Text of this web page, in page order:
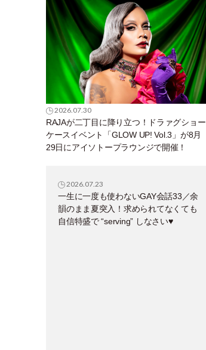
2026.07.30
RAJAが二丁目に降り立つ！ドラァグショー
ケースイベント「GLOW UP! Vol.3」が8月
29日にアイソトープラウンジで開催！
2026.07.23
一生に一度も使わないGAY会話33／余
韻のまま夏突入！求められてなくても
自信特盛で “serving” しなさい♥